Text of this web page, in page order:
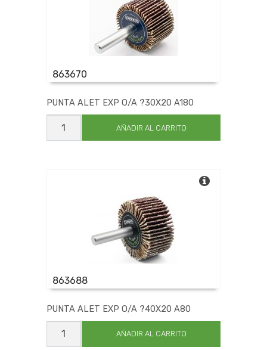
863670
PUNTA ALET EXP O/A ?30X20 A180
PUNTA
ALET
EXP
AÑADIR AL CARRITO
863688
PUNTA ALET EXP O/A ?40X20 A80
PUNTA
ALET
EXP
AÑADIR AL CARRITO